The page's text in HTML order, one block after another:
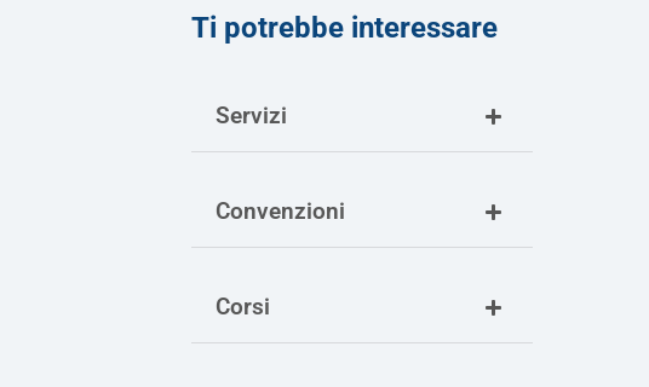
Ti potrebbe interessare
Servizi
Convenzioni
Corsi